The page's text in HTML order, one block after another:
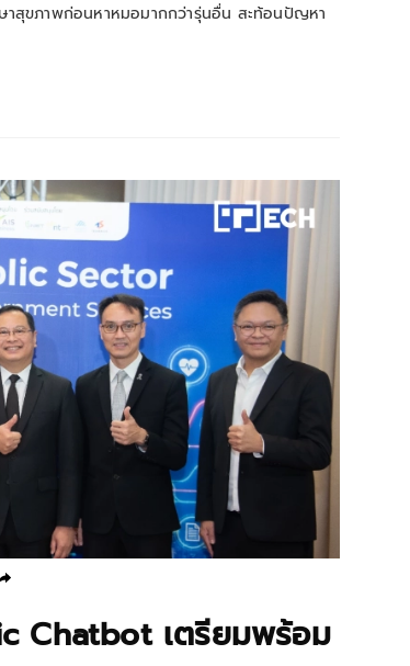
าสุขภาพก่อนหาหมอมากกว่ารุ่นอื่น สะท้อนปัญหา
Chatbot เตรียมพร้อม